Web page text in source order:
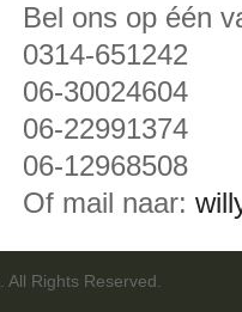
Bel ons op één
0314-651242
06-30024604
06-22991374
06-12968508
Of mail naar:
. All Rights Reserved.